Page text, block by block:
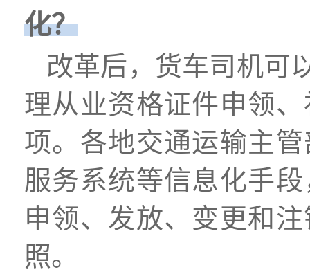
化？
改革后，货车司机可
理从业资格证件申领
项。各地交通运输主
服务系统等信息化手
申领、发放、变更和
照。